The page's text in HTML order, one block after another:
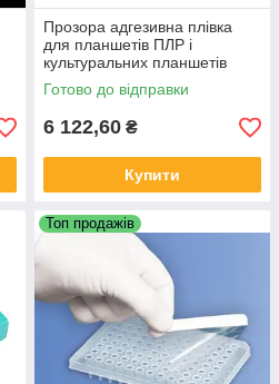
Прозора адгезивна плівка
для планшетів ПЛР і
культуральних планшетів
(100 шт. в упаковці)
Готово до відправки
6 122,60 ₴
Купити
Топ продажів